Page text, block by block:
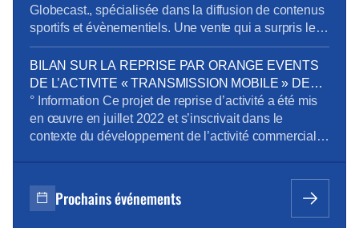
Globecast., spécialisée dans la diffusion de contenus
sportifs et évènementiels. Une vente qui a surpris les
syndicats dont la CFE-CGC. […]Une annonce qui « a
profondément choqué les personnels » selon le
syndicat CFE-CGC qui s’étonne également de cette
« communication informelle » puisque les instances
n’ont pas été consultées […]
BILAN SUR LA REPRISE PAR ORANGE EVENTS
DE L’ACTIVITE « TRANSMISSION MOBILE » DE
GLOBECAST
° Information Ce projet de reprise d’activité a été mis
en œuvre en juillet 2022 et s’inscrivait dans le
contexte du développement de l’activité commerciale
de Rugby 2023 et J.O Paris 2024 et aussi en réponse
à une forte demande de captation […]
Prochains événements